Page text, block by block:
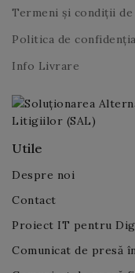
Termeni și condiții
Politica de
Info Livrare
Utile
Despre noi
Contact
Proiect IT pentru
Comunicat de presă